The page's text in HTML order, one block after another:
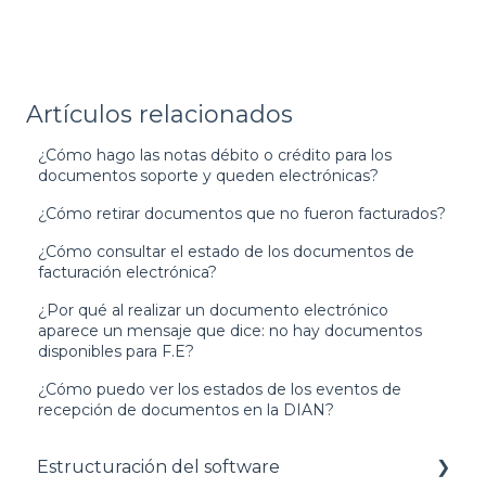
Artículos relacionados
¿Cómo hago las notas débito o crédito para los
documentos soporte y queden electrónicas?
¿Cómo retirar documentos que no fueron facturados?
¿Cómo consultar el estado de los documentos de
facturación electrónica?
¿Por qué al realizar un documento electrónico
aparece un mensaje que dice: no hay documentos
disponibles para F.E?
¿Cómo puedo ver los estados de los eventos de
recepción de documentos en la DIAN?
Estructuración del software